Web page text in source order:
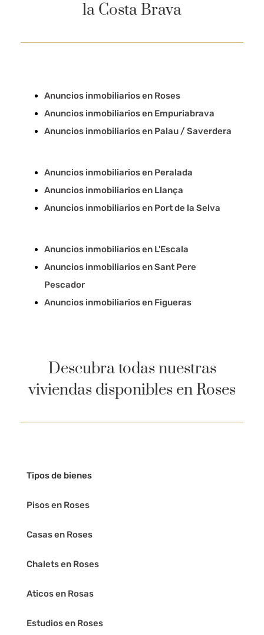
la Costa Brava
Anuncios inmobiliarios en Roses
Anuncios inmobiliarios en Empuriabrava
Anuncios inmobiliarios en Palau / Saverdera
Anuncios inmobiliarios en Peralada
Anuncios inmobiliarios en Llança
Anuncios inmobiliarios en Port de la Selva
Anuncios inmobiliarios en L'Escala
Anuncios inmobiliarios en Sant Pere
Pescador
Anuncios inmobiliarios en Figueras
Descubra todas nuestras
viviendas disponibles en Roses
Tipos de bienes
Pisos en Roses
Casas en Roses
Chalets en Roses
Aticos en Rosas
Estudios en Roses